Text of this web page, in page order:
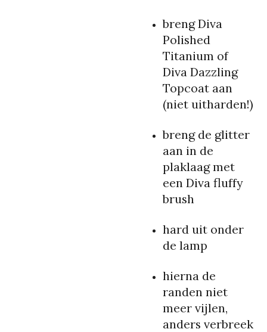
breng Diva
Polished
Titanium of
Diva Dazzling
Topcoat aan
(niet uitharden!)
breng de glitter
aan in de
plaklaag met
een Diva fluffy
brush
hard uit onder
de lamp
hierna de
randen niet
meer vijlen,
anders verbreek